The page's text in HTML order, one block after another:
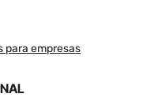
para empresas